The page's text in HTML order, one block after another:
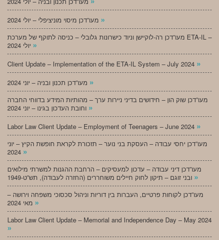
»
מעו”דכן רה-לוקיישן וניוד כישרונות גלובלי – כניסה לתוקף של מערכת ETA-IL –
»
Client Update – Implementation of the ETA-IL System – July 2024 »
»
מעו”דכן שוק הון – חידושים בדיני ניירות ערך – מהותיות המידע בדווחי החברה
»
Labor Law Client Update – Employment of Teenagers – June 2024 »
מעו”דכן יחסי עבודה – העסקת בני נוער – תזכורת לקראת חופשת הקיץ – יוני
»
מעו”דכן דיני עבודה – עדכון למעסיקים – הרחבת ההגנות למשרתי מילואים
»
מעו”דכן לקוחות פרטיים, העברות בין דוריות וניהול סכסוכי משפחה וירושה –
»
Labor Law Client Update – Memorial and Independence Day – May 2024
»